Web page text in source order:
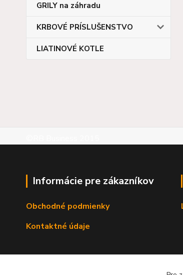
GRILY na záhradu
KRBOVÉ PRÍSLUŠENSTVO
LIATINOVÉ KOTLE
Informácie pre zákazníkov
Obchodné podmienky
Kontaktné údaje